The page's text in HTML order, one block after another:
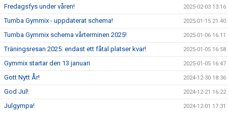
Fredagsfys under våren! 2025-02-03 13:16
Tumba Gymmix - uppdaterat schema! 2025-01-15 21:40
Tumba Gymmix schema vårterminen 2025! 2025-01-06 16:11
Träningsresan 2025: endast ett fåtal platser kvar! 2025-01-05 16:58
Gymmix startar den 13 januari 2025-01-05 16:47
Gott Nytt År! 2024-12-30 18:36
God Jul! 2024-12-21 16:22
Julgympa! 2024-12-01 17:31